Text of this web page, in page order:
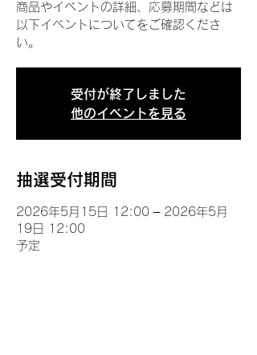
商品やイベントの詳細、応募期間などは
以下イベントについてをご確認くださ
い。
受付が終了しました
他のイベントを見る
抽選受付期間
2026年5月15日 12:00 – 2026年5月
19日 12:00
予定